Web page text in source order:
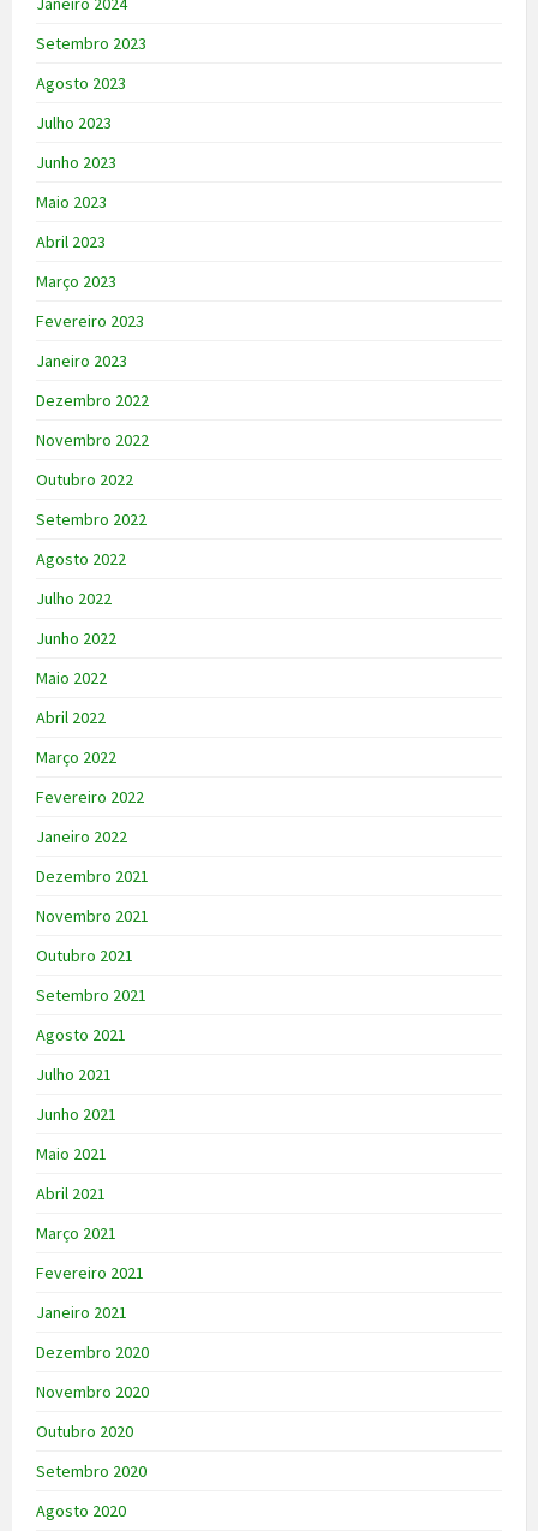
Setembro 2023
Agosto 2023
Julho 2023
Junho 2023
Maio 2023
Abril 2023
Março 2023
Fevereiro 2023
Janeiro 2023
Dezembro 2022
Novembro 2022
Outubro 2022
Setembro 2022
Agosto 2022
Julho 2022
Junho 2022
Maio 2022
Abril 2022
Março 2022
Fevereiro 2022
Janeiro 2022
Dezembro 2021
Novembro 2021
Outubro 2021
Setembro 2021
Agosto 2021
Julho 2021
Junho 2021
Maio 2021
Abril 2021
Março 2021
Fevereiro 2021
Janeiro 2021
Dezembro 2020
Novembro 2020
Outubro 2020
Setembro 2020
Agosto 2020